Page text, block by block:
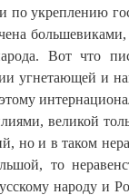
укреплению
Вот что
угнетающей и
великой
но и в таком
то
народу и